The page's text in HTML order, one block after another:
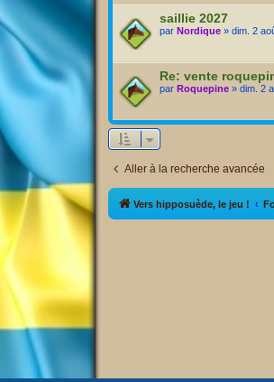
saillie 2027
par Nordique » dim. 2
Re: vente
par Roquepine » dim. 2
Aller à la recherche avancée
Vers hipposuède, le jeu !